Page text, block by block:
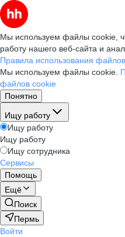
Мы используем файлы cookie,
работу нашего веб-сайта и
Правила использования
Мы используем файлы cookie.
файлов cookie
Понятно
Ищу работу
Ищу работу
Ищу работу
Ищу сотрудника
Сервисы
Помощь
Ещё
Поиск
Пермь
Войти